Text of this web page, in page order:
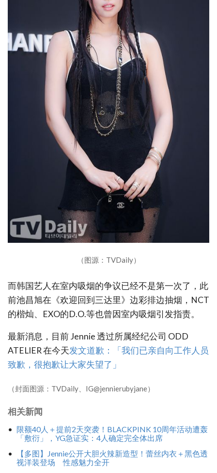
（图源：TVDaily）
而韩国艺人在室内吸烟的争议已经不是第一次了，此
前池昌旭在《欢迎回到三达里》边彩排边抽烟，NCT
的楷灿、EXO的D.O.等也曾因室内吸烟引发指责。
最新消息，目前 Jennie 透过所属经纪公司 ODD
ATELIER 在今天发文道歉：「我们已亲自向工作人员
致歉，很抱歉让大家失望了」
（封面图源：TVDaily、IG@jennierubyjane）
相关新闻
限额40人＋提前2天突袭！BLACKPINK 10周年活动遭轰
「敷衍」，YG急证实：4人确定完全体出席
【多图】Jennie公开大胆火辣新造型！蕾丝内衣＋黑色透
视洋装登场 性感魅力全开